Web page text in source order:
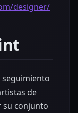
designer/
seguimiento
de
su conjunto